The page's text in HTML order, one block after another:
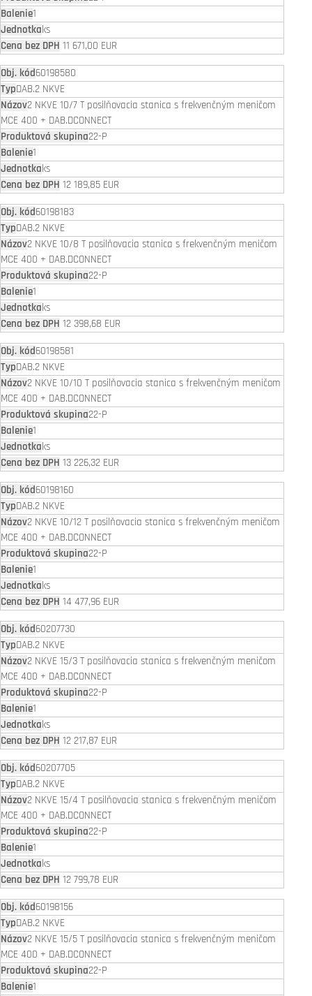
1
ks
11 671,00 EUR
60198580
DAB.2 NKVE
2 NKVE 10/7 T posilňovacia stanica s frekvenčným meničom
MCE 400 + DAB.DCONNECT
22-P
1
ks
12 189,85 EUR
60198183
DAB.2 NKVE
2 NKVE 10/8 T posilňovacia stanica s frekvenčným meničom
MCE 400 + DAB.DCONNECT
22-P
1
ks
12 398,68 EUR
60198581
DAB.2 NKVE
2 NKVE 10/10 T posilňovacia stanica s frekvenčným meničom
MCE 400 + DAB.DCONNECT
22-P
1
ks
13 226,32 EUR
60198160
DAB.2 NKVE
2 NKVE 10/12 T posilňovacia stanica s frekvenčným meničom
MCE 400 + DAB.DCONNECT
22-P
1
ks
14 477,96 EUR
60207730
DAB.2 NKVE
2 NKVE 15/3 T posilňovacia stanica s frekvenčným meničom
MCE 400 + DAB.DCONNECT
22-P
1
ks
12 217,87 EUR
60207705
DAB.2 NKVE
2 NKVE 15/4 T posilňovacia stanica s frekvenčným meničom
MCE 400 + DAB.DCONNECT
22-P
1
ks
12 799,78 EUR
60198156
DAB.2 NKVE
2 NKVE 15/5 T posilňovacia stanica s frekvenčným meničom
MCE 400 + DAB.DCONNECT
22-P
1